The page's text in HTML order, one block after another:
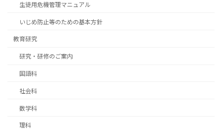
生徒用危機管理マニュアル
いじめ防止等のための基本方針
教育研究
研究・研修のご案内
国語科
社会科
数学科
理科